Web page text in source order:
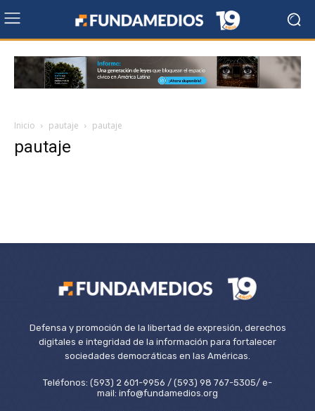
Inicio pautaje pautaje
pautaje
Defensa y promoción de la libertad de expresión, derechos
digitales e integridad de la información para fortalecer
sociedades democráticas en las Américas.
Teléfonos: (593) 2 601-9956 / (593) 98 767-5305/ e-
mail: info@fundamedios.org